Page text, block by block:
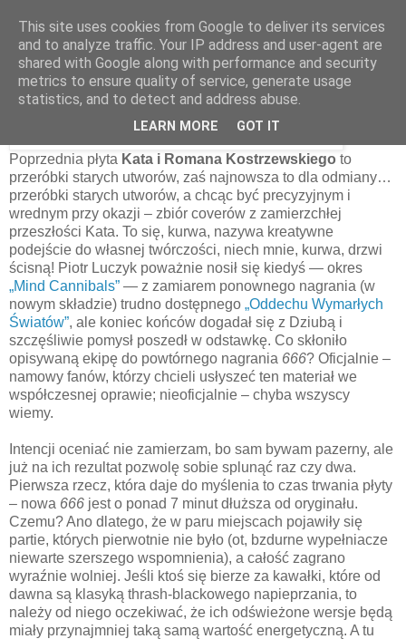
30 września 2015
Kat & Roman Kostrzewski – 666 [2015]
Poprzednia płyta Kata i Romana Kostrzewskiego to
przeróbki starych utworów, zaś najnowsza to dla odmiany…
przeróbki starych utworów, a chcąc być precyzyjnym i
wrednym przy okazji – zbiór coverów z zamierzchłej
przeszłości Kata. To się, kurwa, nazywa kreatywne
podejście do własnej twórczości, niech mnie, kurwa, drzwi
ścisną! Piotr Luczyk poważnie nosił się kiedyś — okres
„Mind Cannibals” — z zamiarem ponownego nagrania (w
nowym składzie) trudno dostępnego „Oddechu Wymarłych
Światów”, ale koniec końców dogadał się z Dziubą i
szczęśliwie pomysł poszedł w odstawkę. Co skłoniło
opisywaną ekipę do powtórnego nagrania 666? Oficjalnie –
namowy fanów, którzy chcieli usłyszeć ten materiał we
współczesnej oprawie; nieoficjalnie – chyba wszyscy
wiemy.
Intencji oceniać nie zamierzam, bo sam bywam pazerny, ale
już na ich rezultat pozwolę sobie splunąć raz czy dwa.
Pierwsza rzecz, która daje do myślenia to czas trwania płyty
– nowa 666 jest o ponad 7 minut dłuższa od oryginału.
Czemu? Ano dlatego, że w paru miejscach pojawiły się
partie, których pierwotnie nie było (ot, bzdurne wypełniacze
niewarte szerszego wspomnienia), a całość zagrano
wyraźnie wolniej. Jeśli ktoś się bierze za kawałki, które od
dawna są klasyką thrash-blackowego napieprzania, to
należy od niego oczekiwać, że ich odświeżone wersje będą
miały przynajmniej taką samą wartość energetyczną. A tu
This site uses cookies from Google to deliver its services
and to analyze traffic. Your IP address and user-agent are
shared with Google along with performance and security
metrics to ensure quality of service, generate usage
statistics, and to detect and address abuse.
LEARN MORE GOT IT